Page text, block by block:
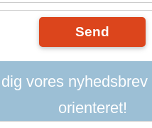
Send
vores
orienteret!